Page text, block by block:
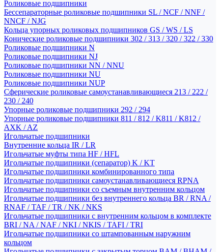
Роликовые подшипники
Бессепараторные роликовые подшипники SL / NCF / NNF /
NNCF / NJG
Кольца упорных роликовых подшипников GS / WS / LS
Конические роликовые подшипники 302 / 313 / 320 / 322 / 330
Роликовые подшипники N
Роликовые подшипники NJ
Роликовые подшипники NN / NNU
Роликовые подшипники NU
Роликовые подшипники NUP
Сферические роликовые самоустанавливающиеся 213 / 222 /
230 / 240
Упорные роликовые подшипники 292 / 294
Упорные роликовые подшипники 811 / 812 / K811 / K812 /
AXK / AZ
Игольчатые подшипники
Внутренние кольца IR / LR
Игольчатые муфты типа HF / HFL
Игольчатые подшипники (сепаратор) K / KT
Игольчатые подшипники комбинированного типа
Игольчатые подшипники самоустанавливающиеся RPNA
Игольчатые подшипники со съемным внутренним кольцом
Игольчатые подшипники без внутреннего кольца BR / RNA /
RNAF / TAF / TR / NK / NKS
Игольчатые подшипники с внутренним кольцом в комплекте
BRI / NA / NAF / NKI / NKIS / TAFI / TRI
Игольчатые подшипники со штампованным наружним
кольцом